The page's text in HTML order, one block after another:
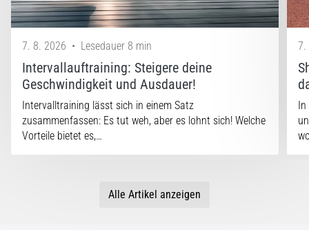
7. 8. 2026 • Lesedauer 8 min
Intervallauftraining: Steigere deine
Geschwindigkeit und Ausdauer!
Intervalltraining lässt sich in einem Satz
zusammenfassen: Es tut weh, aber es lohnt sich! Welche
Vorteile bietet es,…
7.
Alle Artikel anzeigen